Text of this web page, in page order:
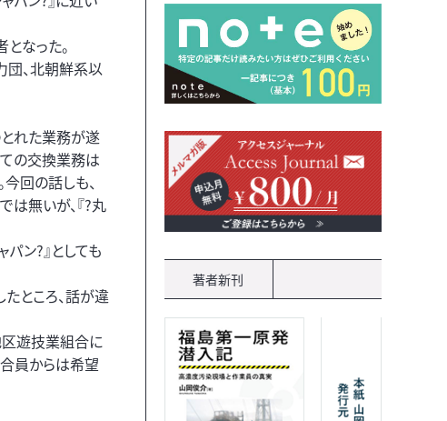
なった。
団、北朝鮮系以
れた業務が遂
ての交換業務は
回の話しも、
は無いが、『?丸
ン?』としても
ところ、話が違
区遊技業組合に
員からは希望
著者新刊